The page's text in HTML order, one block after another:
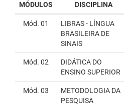
MÓDULOS DISCIPLINA
Mód. 01
LIBRAS - LÍNGUA
BRASILEIRA DE
SINAIS
Mód. 02
DIDÁTICA DO
ENSINO SUPERIOR
Mód. 03
METODOLOGIA DA
PESQUISA